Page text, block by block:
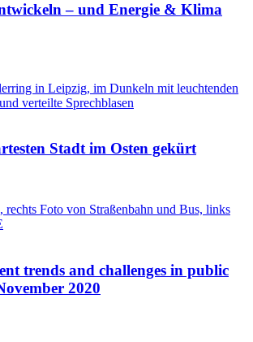
– und Energie & Klima
Stadt im Osten gekürt
trends and challenges in public
2020